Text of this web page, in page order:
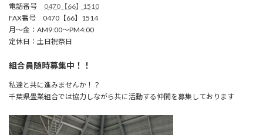
電話番号 0470【66】1510
FAX番号 0470【66】1514
月～金：AM9:00～PM4:00
定休日：土日祝祭日
組合員随時募集中！！
私達と共に進みませんか！？
千葉県畳業組合では協力しながら共に活動する仲間を募集しております